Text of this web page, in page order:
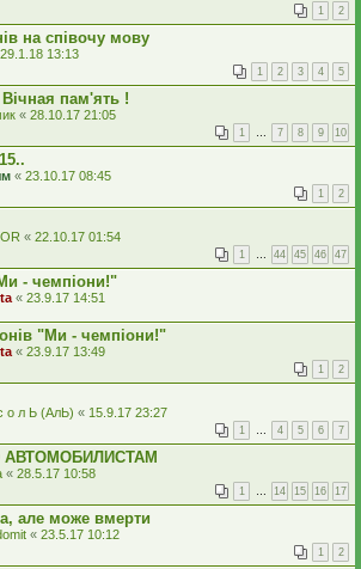
1 2
на співочу мову
29.1.18 13:13
1 2 3 4 5
пам'ять !
« 28.10.17 21:05
1 … 7 8 9 10
« 23.10.17 08:45
1 2
« 22.10.17 01:54
1 … 44 45 46 47
- чемпіони!"
« 23.9.17 14:51
"Ми - чемпіони!"
« 23.9.17 13:49
1 2
о л Ь (АлЬ) « 15.9.17 23:27
1 … 4 5 6 7
« 28.5.17 10:58
1 … 14 15 16 17
але може вмерти
« 23.5.17 10:12
1 2